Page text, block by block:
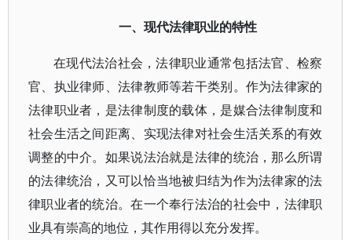
一、现代法律职业的特性
在现代法治社会，法律职业通常包括法官、检察
官、执业律师、法律教师等若干类别。作为法律家的
法律职业者，是法律制度的载体，是媒合法律制度和
社会生活之间距离、实现法律对社会生活关系的有效
调整的中介。如果说法治就是法律的统治，那么所谓
的法律统治，又可以恰当地被归结为作为法律家的法
律职业者的统治。在一个奉行法治的社会中，法律职
业具有崇高的地位，其作用得以充分发挥。